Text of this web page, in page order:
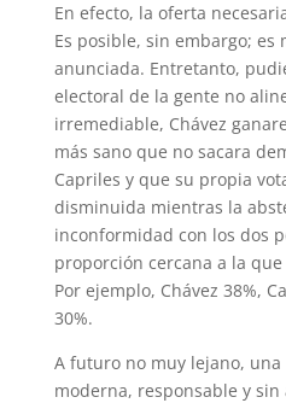
En efecto, la oferta
Es posible, sin embargo; es
anunciada. Entretanto,
electoral de la gente no
irremediable, Chávez
más sano que no sacara
Capriles y que su propia
disminuida mientras la
inconformidad con los dos
proporción cercana a la
Por ejemplo, Chávez 38%,
30%.
A futuro no muy lejano,
moderna, responsable y